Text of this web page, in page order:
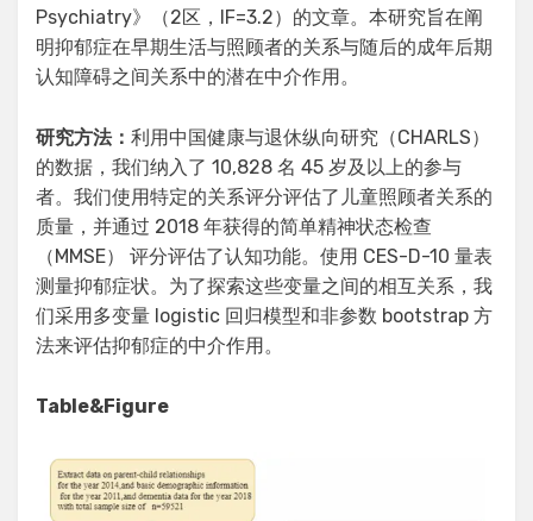
Psychiatry》（2区，IF=3.2）的文章。本研究旨在阐
明抑郁症在早期生活与照顾者的关系与随后的成年后期
认知障碍之间关系中的潜在中介作用。
研究方法： 利用中国健康与退休纵向研究（CHARLS）
的数据，我们纳入了 10,828 名 45 岁及以上的参与
者。我们使用特定的关系评分评估了儿童照顾者关系的
质量，并通过 2018 年获得的简单精神状态检查
（MMSE） 评分评估了认知功能。使用 CES-D-10 量表
测量抑郁症状。为了探索这些变量之间的相互关系，我
们采用多变量 logistic 回归模型和非参数 bootstrap 方
法来评估抑郁症的中介作用。
Table&Figure